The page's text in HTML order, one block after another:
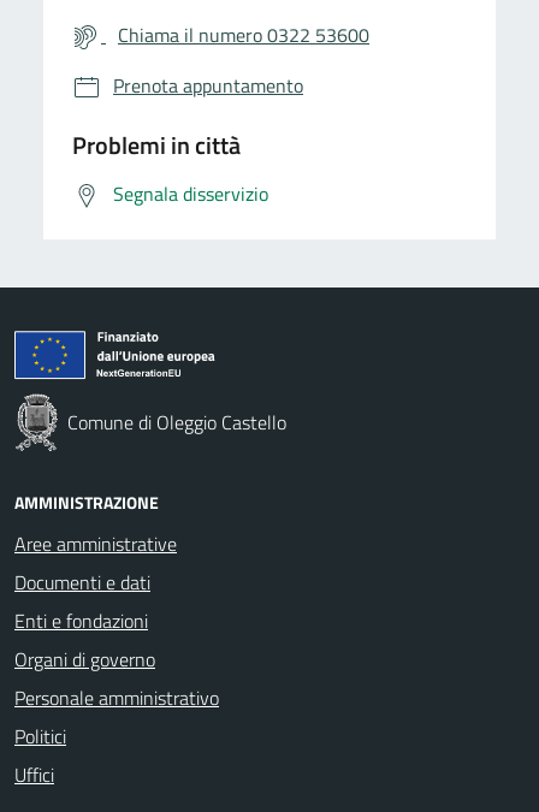
Chiama il numero 0322 53600
Prenota appuntamento
Problemi in città
Segnala disservizio
Comune di Oleggio Castello
AMMINISTRAZIONE
Aree amministrative
Documenti e dati
Enti e fondazioni
Organi di governo
Personale amministrativo
Politici
Uffici